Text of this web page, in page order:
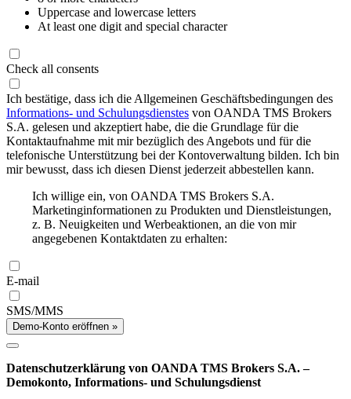
Uppercase and lowercase letters
At least one digit and special character
Check all consents
Ich bestätige, dass ich die Allgemeinen Geschäftsbedingungen des
Informations- und Schulungsdienstes von OANDA TMS Brokers
S.A. gelesen und akzeptiert habe, die die Grundlage für die
Kontaktaufnahme mit mir bezüglich des Angebots und für die
telefonische Unterstützung bei der Kontoverwaltung bilden. Ich bin
mir bewusst, dass ich diesen Dienst jederzeit abbestellen kann.
Ich willige ein, von OANDA TMS Brokers S.A.
Marketinginformationen zu Produkten und Dienstleistungen,
z. B. Neuigkeiten und Werbeaktionen, an die von mir
angegebenen Kontaktdaten zu erhalten:
E-mail
SMS/MMS
Demo-Konto eröffnen »
Datenschutzerklärung von OANDA TMS Brokers S.A. –
Demokonto, Informations- und Schulungsdienst